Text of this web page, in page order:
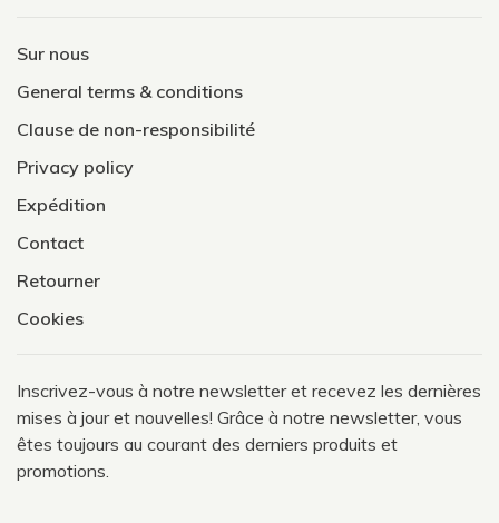
Sur nous
General terms & conditions
Clause de non-responsibilité
Privacy policy
Expédition
Contact
Retourner
Cookies
Inscrivez-vous à notre newsletter et recevez les dernières
mises à jour et nouvelles! Grâce à notre newsletter, vous
êtes toujours au courant des derniers produits et
promotions.